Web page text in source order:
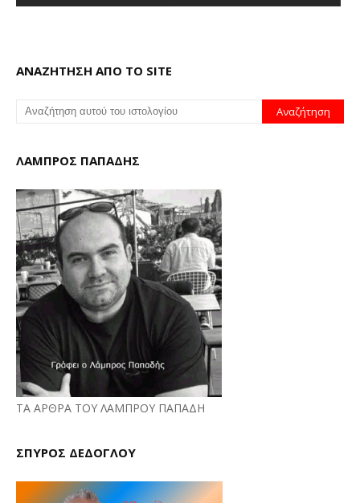
ΑΝΑΖΗΤΗΣΗ ΑΠΟ ΤΟ SITE
ΛΑΜΠΡΟΣ ΠΑΠΑΔΗΣ
ΤΑ ΑΡΘΡΑ ΤΟΥ ΛΑΜΠΡΟΥ ΠΑΠΑΔΗ
ΣΠΥΡΟΣ ΔΕΔΟΓΛΟΥ